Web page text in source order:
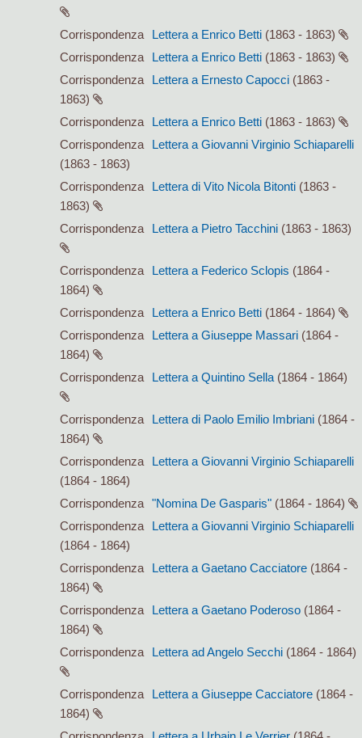
Corrispondenza Lettera a Enrico Betti (1863 - 1863)
Corrispondenza
Lettera a Enrico Betti (1863 - 1863)
Corrispondenza
Lettera a Ernesto Capocci (1863 -
1863)
Corrispondenza
Lettera a Enrico Betti (1863 - 1863)
Corrispondenza
Lettera a Giovanni Virginio Schiaparelli
(1863 - 1863)
Corrispondenza
Lettera di Vito Nicola Bitonti (1863 -
1863)
Corrispondenza
Lettera a Pietro Tacchini (1863 - 1863)
Corrispondenza Lettera a Federico Sclopis (1864 -
1864)
Corrispondenza
Lettera a Enrico Betti (1864 - 1864)
Corrispondenza
Lettera a Giuseppe Massari (1864 -
1864)
Corrispondenza
Lettera a Quintino Sella (1864 - 1864)
Corrispondenza Lettera di Paolo Emilio Imbriani (1864 -
1864)
Corrispondenza
Lettera a Giovanni Virginio Schiaparelli
(1864 - 1864)
Corrispondenza
"Nomina De Gasparis" (1864 - 1864)
Corrispondenza
Lettera a Giovanni Virginio Schiaparelli
(1864 - 1864)
Corrispondenza
Lettera a Gaetano Cacciatore (1864 -
1864)
Corrispondenza
Lettera a Gaetano Poderoso (1864 -
1864)
Corrispondenza
Lettera ad Angelo Secchi (1864 - 1864)
Corrispondenza Lettera a Giuseppe Cacciatore (1864 -
1864)